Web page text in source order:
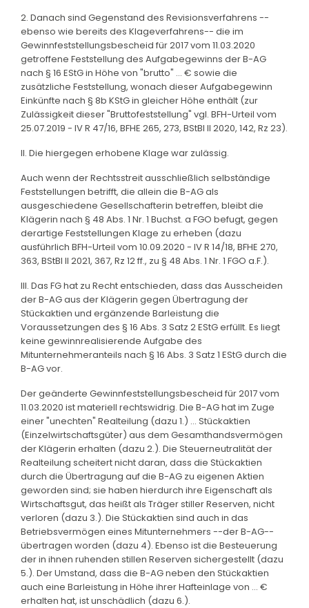
2. Danach sind Gegenstand des Revisionsverfahrens --
ebenso wie bereits des Klageverfahrens-- die im
Gewinnfeststellungsbescheid für 2017 vom 11.03.2020
getroffene Feststellung des Aufgabegewinns der B-AG
nach § 16 EStG in Höhe von "brutto" ... € sowie die
zusätzliche Feststellung, wonach dieser Aufgabegewinn
Einkünfte nach § 8b KStG in gleicher Höhe enthält (zur
Zulässigkeit dieser "Bruttofeststellung" vgl. BFH-Urteil vom
25.07.2019 - IV R 47/16, BFHE 265, 273, BStBl II 2020, 142, Rz 23).
II. Die hiergegen erhobene Klage war zulässig.
Auch wenn der Rechtsstreit ausschließlich selbständige
Feststellungen betrifft, die allein die B-AG als
ausgeschiedene Gesellschafterin betreffen, bleibt die
Klägerin nach § 48 Abs. 1 Nr. 1 Buchst. a FGO befugt, gegen
derartige Feststellungen Klage zu erheben (dazu
ausführlich BFH-Urteil vom 10.09.2020 - IV R 14/18, BFHE 270,
363, BStBl II 2021, 367, Rz 12 ff., zu § 48 Abs. 1 Nr. 1 FGO a.F.).
III. Das FG hat zu Recht entschieden, dass das Ausscheiden
der B-AG aus der Klägerin gegen Übertragung der
Stückaktien und ergänzende Barleistung die
Voraussetzungen des § 16 Abs. 3 Satz 2 EStG erfüllt. Es liegt
keine gewinnrealisierende Aufgabe des
Mitunternehmeranteils nach § 16 Abs. 3 Satz 1 EStG durch die
B-AG vor.
Der geänderte Gewinnfeststellungsbescheid für 2017 vom
11.03.2020 ist materiell rechtswidrig. Die B-AG hat im Zuge
einer "unechten" Realteilung (dazu 1.) ... Stückaktien
(Einzelwirtschaftsgüter) aus dem Gesamthandsvermögen
der Klägerin erhalten (dazu 2.). Die Steuerneutralität der
Realteilung scheitert nicht daran, dass die Stückaktien
durch die Übertragung auf die B-AG zu eigenen Aktien
geworden sind; sie haben hierdurch ihre Eigenschaft als
Wirtschaftsgut, das heißt als Träger stiller Reserven, nicht
verloren (dazu 3.). Die Stückaktien sind auch in das
Betriebsvermögen eines Mitunternehmers --der B-AG--
übertragen worden (dazu 4). Ebenso ist die Besteuerung
der in ihnen ruhenden stillen Reserven sichergestellt (dazu
5.). Der Umstand, dass die B-AG neben den Stückaktien
auch eine Barleistung in Höhe ihrer Hafteinlage von ... €
erhalten hat, ist unschädlich (dazu 6.).